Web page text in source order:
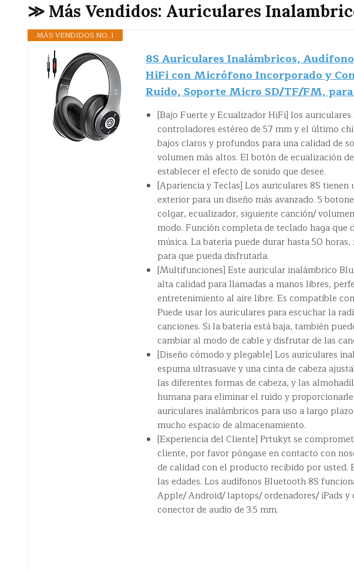
≫ Más Vendidos: Auriculares
MÁS VENDIDOS NO. 1
8S Auriculares Inalámbricos,
HiFi con Micrófono Incorporado y
Ruido, Soporte Micro SD/TF/FM,
[Bajo Fuerte y Ecualizador HiFi] los
controladores estéreo de 57 mm y el último
bajos claros y profundos para una calidad de
volumen más altos. El botón de ecualización
establecer el efecto de sonido que desee.
[Apariencia y Teclas] Los auriculares 8S
exterior para un diseño más avanzado. 5
colgar, ecualizador, siguiente canción/
modo. Función completa de teclado haga
música. La batería puede durar hasta 50
para que pueda disfrutarla.
[Multifunciones] Este auricular inalámbrico
alta calidad para llamadas a manos libres,
entretenimiento al aire libre. Es compatible
Puede usar los auriculares para escuchar la
canciones. Si la batería está baja, también
cambiar al modo de cable y disfrutar de las
[Diseño cómodo y plegable] Los auriculares
espuma ultrasuave y una cinta de cabeza
las diferentes formas de cabeza, y las
humana para eliminar el ruido y
auriculares inalámbricos para uso a largo
mucho espacio de almacenamiento.
[Experiencia del Cliente] Prtukyt se
cliente, por favor póngase en contacto con
de calidad con el producto recibido por usted.
las edades. Los audífonos Bluetooth 8S
Apple/ Android/ laptops/ ordenadores/ iPads
conector de audio de 3.5 mm.